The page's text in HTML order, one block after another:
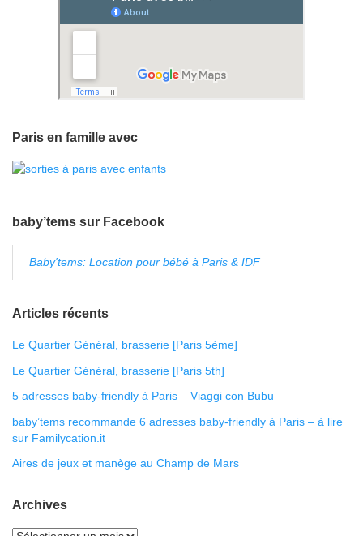
Paris en famille avec
baby’tems sur Facebook
Baby'tems: Location pour bébé à Paris & IDF
Articles récents
Le Quartier Général, brasserie [Paris 5ème]
Le Quartier Général, brasserie [Paris 5th]
5 adresses baby-friendly à Paris – Viaggi con Bubu
baby’tems recommande 6 adresses baby-friendly à Paris – à lire
sur Familycation.it
Aires de jeux et manège au Champ de Mars
Archives